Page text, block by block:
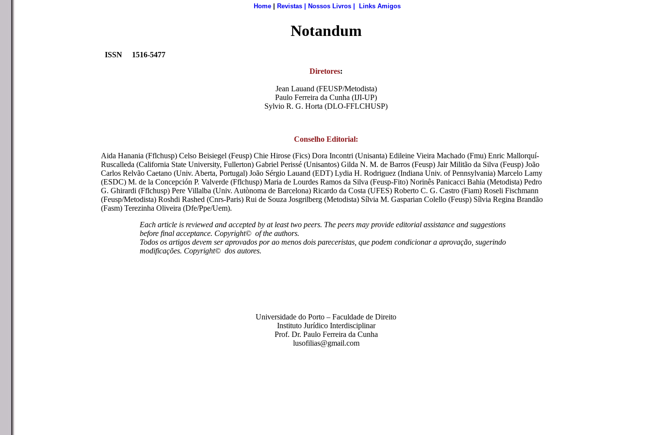
Home| Revistas Nossos Livros Links Amigos
Notandum
ISSN 1516-5477
Diretores:
Jean Lauand (FEUSP/Metodista)
Paulo Ferreira da Cunha (IJI-UP)
Sylvio R. G. Horta (DLO-FFLCHUSP)
Conselho Editorial:
Aida Hanania (Fflchusp) Celso Beisiegel (Feusp) Chie Hirose (Fics) Dora Incontri (Unisanta) Edileine Vieira Machado (Fmu) Enric Mallorquí-
Ruscalleda (California State University, Fullerton) Gabriel Perissé (Unisantos) Gilda N. M. de Barros (Feusp) Jair Militão da Silva (Feusp) João
Carlos Relvão Caetano (Univ. Aberta, Portugal) João Sérgio Lauand (EDT) Lydia H. Rodriguez (Indiana Univ. of Pennsylvania) Marcelo Lamy
(ESDC) M. de la Concepción P. Valverde (Fflchusp) Maria de Lourdes Ramos da Silva (Feusp-Fito) Norinês Panicacci Bahia (Metodista) Pedro
G. Ghirardi (Fflchusp) Pere Villalba (Univ. Autònoma de Barcelona) Ricardo da Costa (UFES) Roberto C. G. Castro (Fiam) Roseli Fischmann
(Feusp/Metodista) Roshdi Rashed (Cnrs-Paris) Rui de Souza Josgrilberg (Metodista) Sílvia M. Gasparian Colello (Feusp) Sílvia Regina Brandão
(Fasm) Terezinha Oliveira (Dfe/Ppe/Uem).
Each article is reviewed and accepted by at least two peers. The peers may provide editorial assistance and suggestions
before final acceptance. Copyright© of the authors.
Todos os artigos devem ser aprovados por ao menos dois pareceristas, que podem condicionar a aprovação, sugerindo
modificações. Copyright© dos autores.
Universidade do Porto – Faculdade de Direito
Instituto Jurídico Interdisciplinar
Prof. Dr. Paulo Ferreira da Cunha
lusofilias@gmail.com